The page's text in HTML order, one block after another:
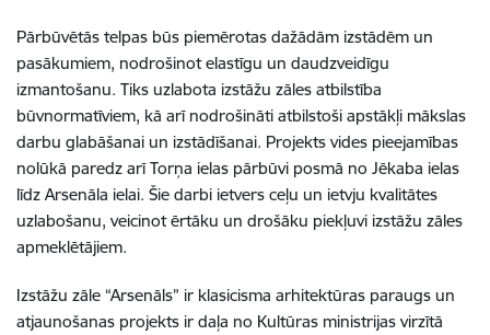
Pārbūvētās telpas būs piemērotas dažādām izstādēm un
pasākumiem, nodrošinot elastīgu un daudzveidīgu
izmantošanu. Tiks uzlabota izstāžu zāles atbilstība
būvnormatīviem, kā arī nodrošināti atbilstoši apstākļi mākslas
darbu glabāšanai un izstādīšanai. Projekts vides pieejamības
nolūkā paredz arī Torņa ielas pārbūvi posmā no Jēkaba ielas
līdz Arsenāla ielai. Šie darbi ietvers ceļu un ietvju kvalitātes
uzlabošanu, veicinot ērtāku un drošāku piekļuvi izstāžu zāles
apmeklētājiem.
Izstāžu zāle “Arsenāls” ir klasicisma arhitektūras paraugs un
atjaunošanas projekts ir daļa no Kultūras ministrijas virzītā